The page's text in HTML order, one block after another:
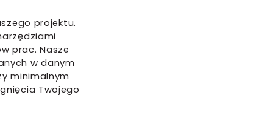
projektu.
prac. Nasze
w danym
minimalnym
Twojego